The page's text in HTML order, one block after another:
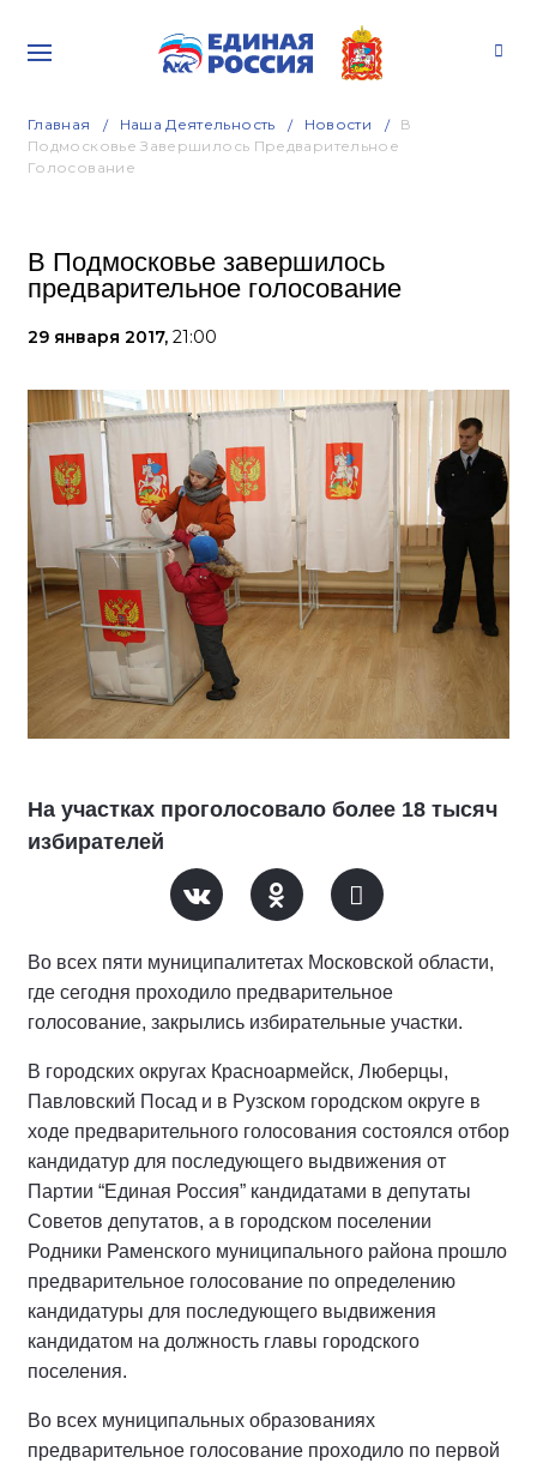
Главная Наша Деятельность Новости
В
Подмосковье Завершилось Предварительное
Голосование
В Подмосковье завершилось
предварительное голосование
29 января 2017, 21:00
На участках проголосовало более 18 тысяч
избирателей
Во всех пяти муниципалитетах Московской области,
где сегодня проходило предварительное
голосование, закрылись избирательные участки.
В городских округах Красноармейск, Люберцы,
Павловский Посад и в Рузском городском округе в
ходе предварительного голосования состоялся отбор
кандидатур для последующего выдвижения от
Партии “Единая Россия” кандидатами в депутаты
Советов депутатов, а в городском поселении
Родники Раменского муниципального района прошло
предварительное голосование по определению
кандидатуры для последующего выдвижения
кандидатом на должность главы городского
поселения.
Во всех муниципальных образованиях
предварительное голосование проходило по первой